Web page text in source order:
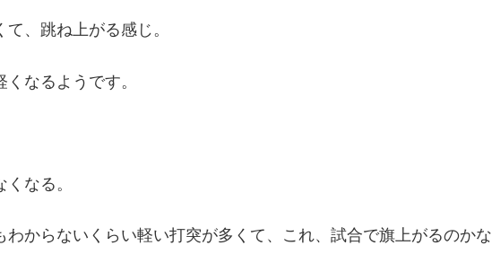
、跳ね上がる感じ。
なるようです。
なる。
わからないくらい軽い打突が多くて、これ、試合で旗上がるのかな